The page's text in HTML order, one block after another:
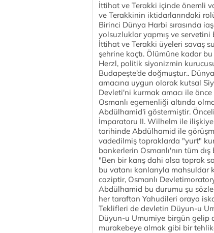
İttihat ve Terakki içinde önemli
ve Terakkinin iktidarlarındaki
Birinci Dünya Harbi sırasında
yolsuzluklar yapmış ve servetini
İttihat ve Terakki üyeleri savaş
şehrine kaçtı. Ölümüne kadar
Herzl, politik siyonizmin
Budapeşte’de doğmuştur..
amacına uygun olarak kutsal
Devleti'ni kurmak amacı ile
Osmanlı egemenliği altında
Abdülhamid'i göstermiştir.
İmparatoru II. Wilhelm ile
tarihinde Abdülhamid ile
vadedilmiş topraklarda "yurt"
bankerlerin Osmanlı'nın tüm
"Ben bir karış dahi olsa toprak
bu vatanı kanlarıyla mahsuldar
caziptir, Osmanlı
Abdülhamid bu durumu şu
her taraftan Yahudileri oraya
Teklifleri de devletin Düyun-u
Düyun-u Umumiye birgün gelip
murakebeye almak gibi bir